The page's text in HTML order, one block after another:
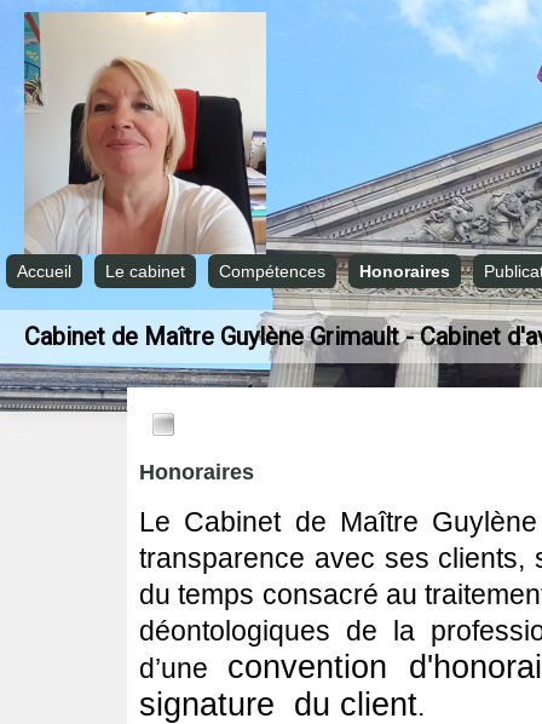
Cabinet de Maître Guylène Grimault - Cabinet
Accueil Le cabinet Compétences Honoraires
Honoraires
Le Cabinet de Maître
transparence avec ses clients,
du temps consacré au
déontologiques de la
d’une convention
signature du client.